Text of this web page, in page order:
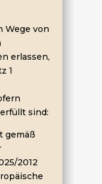
Wege von
erlassen,
1
sind:
gemäß
2012